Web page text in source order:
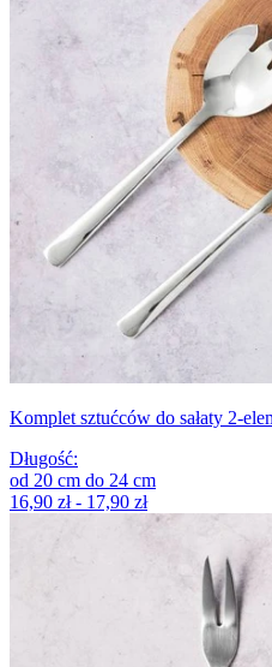
Komplet sztućców do sałaty 2-
Długość:
od 20 cm do 24 cm
16,90 zł - 17,90 zł